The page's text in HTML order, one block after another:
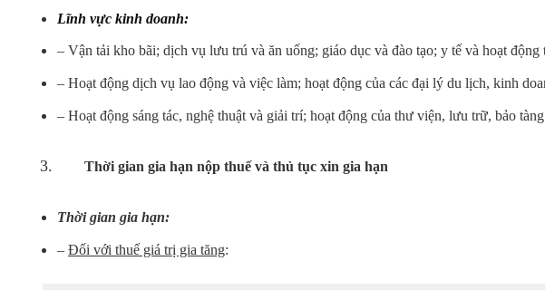
Lĩnh vực kinh doanh:
– Vận tải kho bãi; dịch vụ lưu trú và ăn uống; giáo dục và đào tạo; y tế và hoạt
– Hoạt động dịch vụ lao động và việc làm; hoạt động của các đại lý du lịch, kinh
– Hoạt động sáng tác, nghệ thuật và giải trí; hoạt động của thư viện, lưu trữ, bảo
Thời gian gia hạn nộp thuế và thủ tục xin gia hạn
Thời gian gia hạn:
– Đối với thuế giá trị gia tăng: